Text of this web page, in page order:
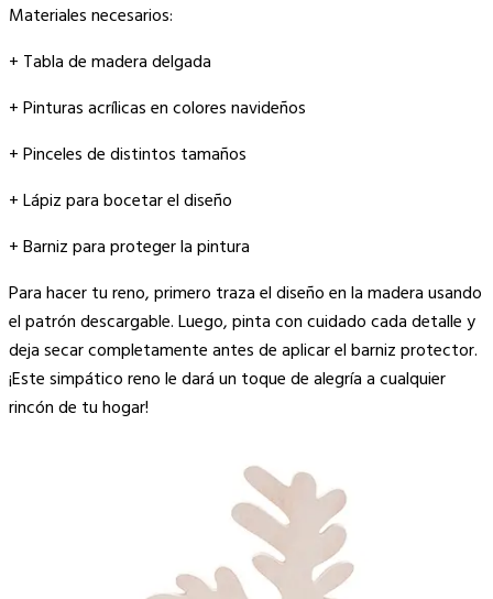
Materiales necesarios:
+ Tabla de madera delgada
+ Pinturas acrílicas en colores navideños
+ Pinceles de distintos tamaños
+ Lápiz para bocetar el diseño
+ Barniz para proteger la pintura
Para hacer tu reno, primero traza el diseño en la madera usando
el patrón descargable. Luego, pinta con cuidado cada detalle y
deja secar completamente antes de aplicar el barniz protector.
¡Este simpático reno le dará un toque de alegría a cualquier
rincón de tu hogar!